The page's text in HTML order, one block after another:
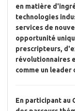
en matière
technologies
services de
opportunité
prescripteurs,
révolutionnaires
comme un leader
En participant au